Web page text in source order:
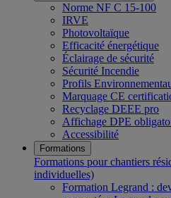
Norme NF C 15-100
IRVE
Photovoltaïque
Efficacité énergétique
Éclairage de sécurité
Sécurité Incendie
Profils
Marquage CE
Recyclage DEEE pro
Affichage DPE
Accessibilité
Formations
Formations pour chantiers
individuelles)
Formation Legrand :